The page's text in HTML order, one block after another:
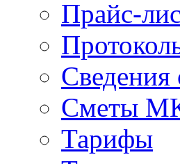
Прайс-
Сметы
Тарифы